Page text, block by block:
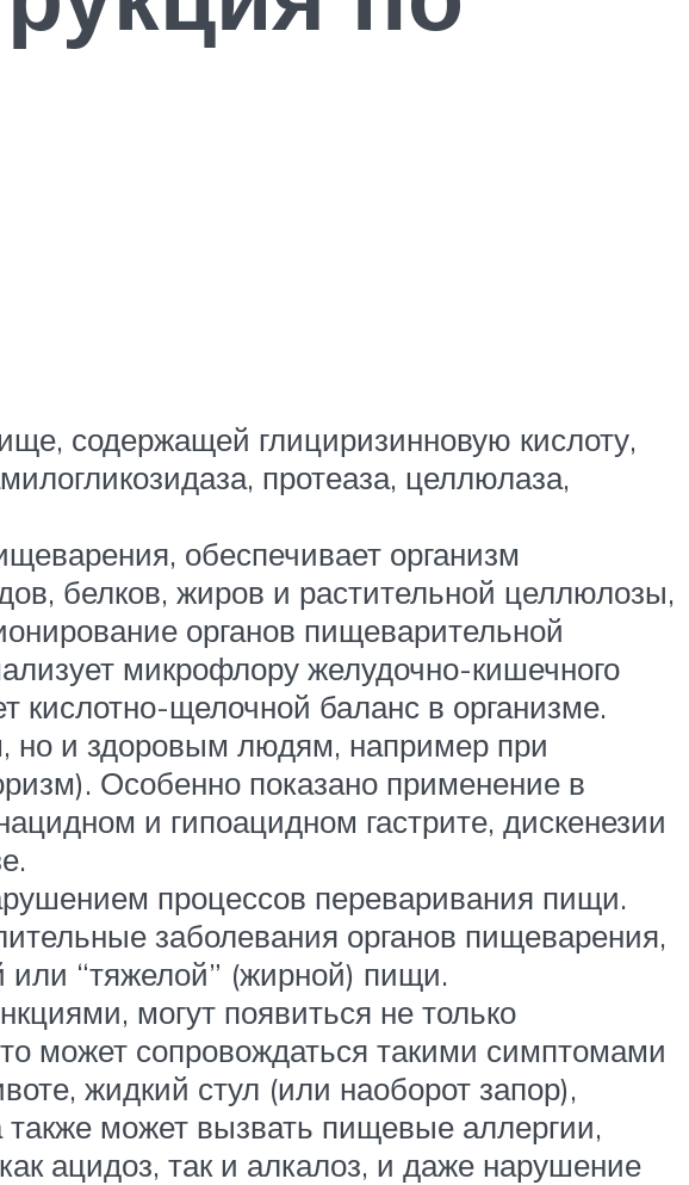
содержащей глициризинновую кислоту,
протеаза, целлюлаза,
обеспечивает организм
белков, жиров и растительной целлюлозы,
органов пищеварительной
микрофлору желудочно-кишечного
кислотно-щелочной баланс в организме.
но и здоровым людям, например при
Особенно показано применение в
и гипоацидном гастрите, дискенезии
процессов переваривания пищи.
заболевания органов пищеварения,
или “тяжелой” (жирной) пищи.
могут появиться не только
может сопровождаться такими симптомами
жидкий стул (или наоборот запор),
может вызвать пищевые аллергии,
ацидоз, так и алкалоз, и даже нарушение